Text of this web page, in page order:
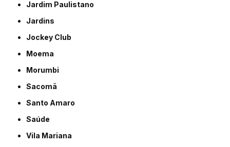
Jardim Paulistano
Jardins
Jockey Club
Moema
Morumbi
Sacomã
Santo Amaro
Saúde
Vila Mariana